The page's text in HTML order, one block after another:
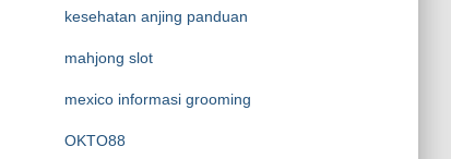
kesehatan anjing panduan
mahjong slot
mexico informasi grooming
OKTO88